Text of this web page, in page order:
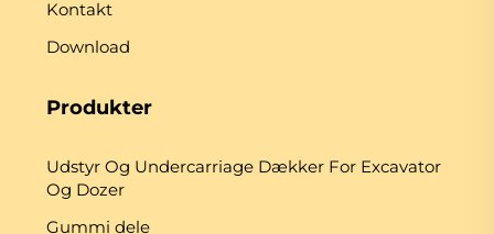
Kontakt
Download
Produkter
Udstyr Og Undercarriage Dækker For Excavator
Og Dozer
Gummi dele